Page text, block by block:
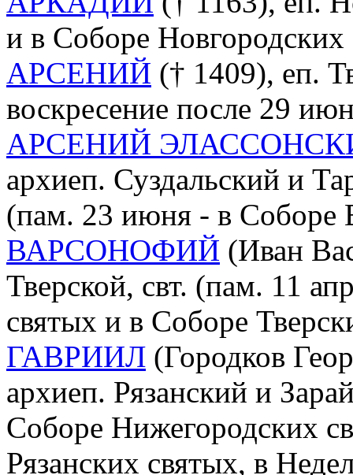
и в Соборе Новгородских
АРСЕНИЙ († 1409), еп.
воскресение после 29
АРСЕНИЙ
архиеп. Суздальский и
(пам. 23 июня - в Соборе
ВАРСОНОФИЙ (Иван
Тверской, свт. (пам. 11
святых и в Соборе
ГАВРИИЛ (Городков
архиеп. Рязанский и
Соборе Нижегородских
Рязанских святых, в